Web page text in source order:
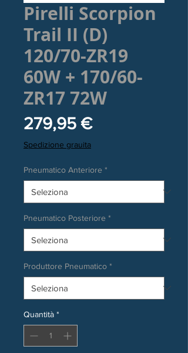
Pirelli Scorpion
Trail II (D)
120/70-ZR19
60W + 170/60-
ZR17 72W
279,95 €Prezzo
Spedizione grauita
Pneumatico Anteriore *
Pneumatico Posteriore *
Produttore Pneumatico *
Quantità *